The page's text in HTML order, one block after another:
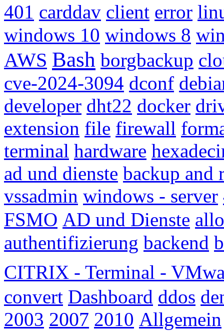
401 carddav client error
windows 10 windows 8
AWS Bash borgbackup
cve-2024-3094 dconf
developer dht22 docker
extension file firewall
terminal hardware
ad und dienste backup and
vssadmin windows - server
FSMO AD und Dienste
authentifizierung backend
CITRIX - Terminal -
convert Dashboard ddos
2003 2007 2010 Allgemein